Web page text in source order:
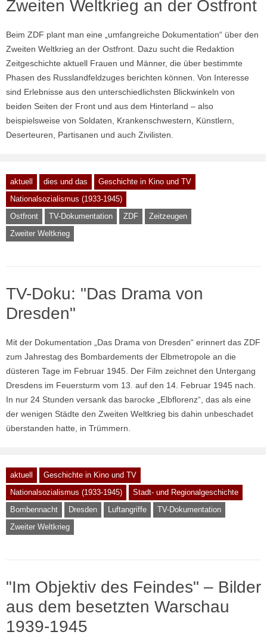
Zweiten Weltkrieg an der Ostfront
Beim ZDF plant man eine „umfangreiche Dokumentation“ über den
Zweiten Weltkrieg an der Ostfront. Dazu sucht die Redaktion
Zeitgeschichte aktuell Frauen und Männer, die über bestimmte
Phasen des Russlandfeldzuges berichten können. Von Interesse
sind Erlebnisse aus den unterschiedlichsten Blickwinkeln von
beiden Seiten der Front und aus dem Hinterland – also
beispielsweise von Soldaten, Krankenschwestern, Künstlern,
Deserteuren, Partisanen und auch Zivilisten.
aktuell dies und das
Geschichte in Kino und TV
Nationalsozialismus (1933-1945)
Ostfront
TV-Dokumentation ZDF
Zeitzeugen
Zweiter Weltkrieg
TV-Doku: "Das Drama von
Dresden"
Mit der Dokumentation „Das Drama von Dresden“ erinnert das ZDF
zum Jahrestag des Bombardements der Elbmetropole an die
düsteren Tage im Februar 1945. Der Film zeichnet den Untergang
Dresdens im Feuersturm vom 13. auf den 14. Februar 1945 nach.
In nur 24 Stunden versank das barocke „Elbflorenz“, das als eine
der wenigen Städte den Zweiten Weltkrieg bis dahin unbeschadet
überstanden hatte, in Trümmern.
aktuell
Geschichte in Kino und TV
Nationalsozialismus (1933-1945)
Stadt- und Regionalgeschichte
Bombennacht
Dresden Luftangriffe
TV-Dokumentation
Zweiter Weltkrieg
"Im Objektiv des Feindes" – Bilder
aus dem besetzten Warschau
1939-1945